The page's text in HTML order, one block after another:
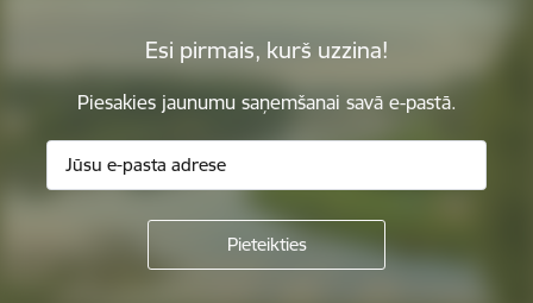
Esi pirmais, kurš uzzina!
Piesakies jaunumu saņemšanai savā e-pastā.